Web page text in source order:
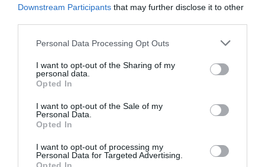
Downstream Participants that may further disclose it to other
Personal Data Processing Opt Outs
I want to opt-out of the Sharing of my
personal data.
Opted In
I want to opt-out of the Sale of my
Personal Data.
Opted In
I want to opt-out of processing my
Personal Data for Targeted Advertising.
pentru ceilalți” a mai mărturisit Ana Onciu.
Anul acesta, pentru prima dată, tradiționala